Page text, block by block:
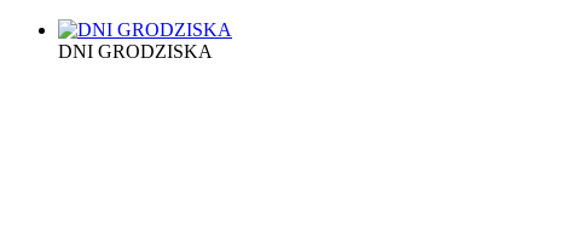
DNI GRODZISKA